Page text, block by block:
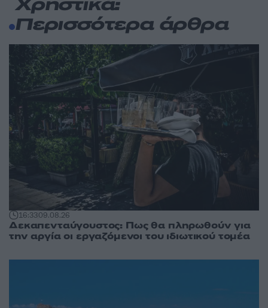
Χρηστικά:
Περισσότερα άρθρα
16:3309.08.26
Δεκαπενταύγουστος: Πως θα πληρωθούν για
την αργία οι εργαζόμενοι του ιδιωτικού τομέα